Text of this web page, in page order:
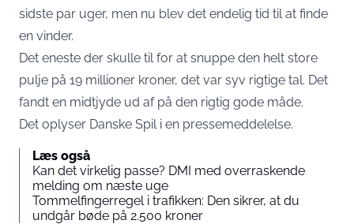
sidste par uger, men nu blev det endelig tid til at finde
en vinder.
Det eneste der skulle til for at snuppe den helt store
pulje på 19 millioner kroner, det var syv rigtige tal. Det
fandt en midtjyde ud af på den rigtig gode måde.
Det oplyser Danske Spil i en pressemeddelelse.
Læs også
Kan det virkelig passe? DMI med overraskende
melding om næste uge
Tommelfingerregel i trafikken: Den sikrer, at du
undgår bøde på 2.500 kroner